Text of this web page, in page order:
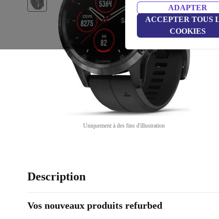
ADAPTER
ACCEPTER TOUS
COOKIES
Uniquement à des fins d'illustration
Description
Vos nouveaux produits refurbed